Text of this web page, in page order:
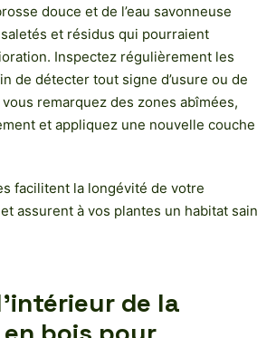
douce et de l’eau savonneuse
et résidus qui pourraient
Inspectez régulièrement les
de détecter tout signe d’usure ou de
remarquez des zones abîmées,
et appliquez une nouvelle couche
facilitent la longévité de votre
assurent à vos plantes un habitat sain
de la